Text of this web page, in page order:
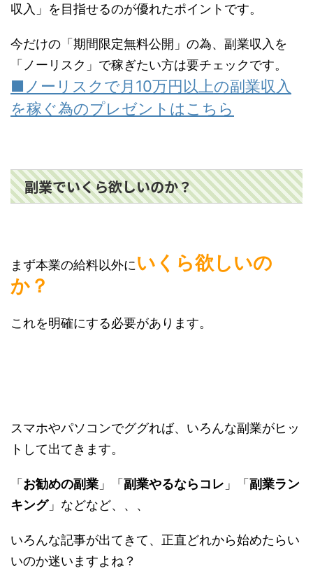
収入」を目指せるのが優れたポイントです。
今だけの「期間限定無料公開」の為、副業収入を
「ノーリスク」で稼ぎたい方は要チェックです。
■ノーリスクで月10万円以上の副業収入
を稼ぐ為のプレゼントはこちら
副業でいくら欲しいのか？
まず本業の給料以外にいくら欲しいの
か？
これを明確にする必要があります。
スマホやパソコンでググれば、いろんな副業がヒッ
トして出てきます。
「お勧めの副業 」「副業やるならコレ 」「副業ラン
キング」などなど、、、
いろんな記事が出てきて、正直どれから始めたらい
いのか迷いますよね？